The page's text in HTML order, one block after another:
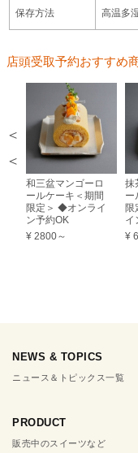
保存方法 高温多
店頭受取予約おすすめ
和三盆マンゴーロ
ールケーキ＜期間
限定＞ ◆オンライ
ン予約OK
¥ 2800～
抹
ー
限
イ
¥
＜
NEWS & TOPICS
ニュース＆トピックス一覧
PRODUCT
販売中のスイーツなど